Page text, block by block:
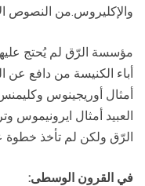
والإكليروس.من النصوص الإنجيلية
مؤسسة الرّق لم يُحتج
أباء الكنيسة من دافع عن
أمثال أوريجينوس
العبيد أمثال
الرّق ولكن لم تأخذ خطوة
في القرون الوسطى: